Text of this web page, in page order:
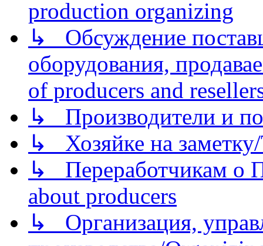
production organizing
↳ Обсуждение
оборудования,
of producers and
↳ Производители и
↳ Хозяйке на
↳ Переработчикам о
about producers
↳ Организация,